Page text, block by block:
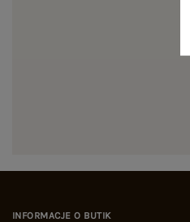
INFORMACJE O BUTIK